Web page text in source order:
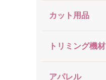
カット用品
トリミング機材
アパレル